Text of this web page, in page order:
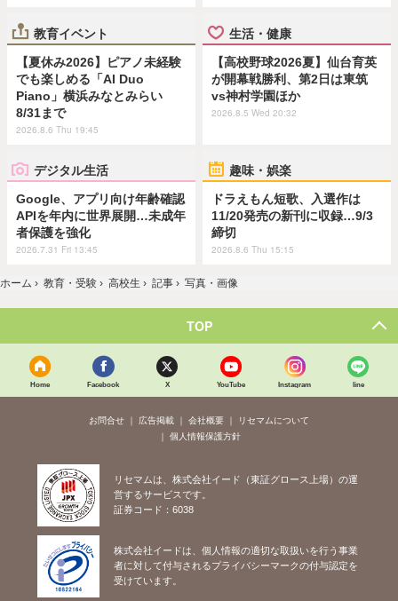
教育イベント
【夏休み2026】ピアノ未経験
でも楽しめる「AI Duo
Piano」横浜みなとみらい
8/31まで
2026.8.6 Thu 19:45
生活・健康
【高校野球2026夏】仙台育英
が開幕戦勝利、第2日は東筑
vs神村学園ほか
2026.8.5 Wed 20:32
デジタル生活
Google、アプリ向け年齢確認
APIを年内に世界展開…未成年
者保護を強化
2026.7.31 Fri 13:45
趣味・娯楽
ドラえもん短歌、入選作は
11/20発売の新刊に収録…9/3
締切
2026.8.6 Thu 15:15
ホーム › 教育・受験 › 高校生 › 記事 › 写真・画像
TOP
Home Facebook X YouTube Instagram line
お問合せ 広告掲載 会社概要
リセマムについて
個人情報保護方針
リセマムは、株式会社イード（東証グロース上場）の運
営するサービスです。
証券コード：6038
株式会社イードは、個人情報の適切な取扱いを行う事業
者に対して付与されるプライバシーマークの付与認定を
受けています。